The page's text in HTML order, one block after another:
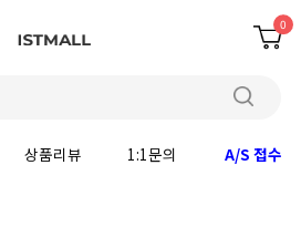
0
상품리뷰 1:1문의 A/S 접수